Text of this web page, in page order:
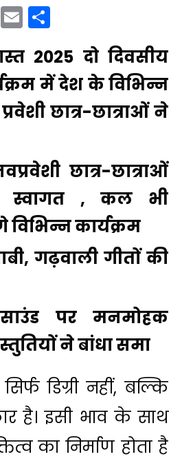
Telegram
Email
2025 दो दिवसीय
में देश के विभिन्न
छात्र-छात्राओं ने
छात्र-छात्राओं
स्वागत , कल भी
कार्यक्रम
गढ़वाली गीतों की
साउंड पर मनमोहक
ने बांधा समा
सिर्फ डिग्री नहीं, बल्कि
है। इसी भाव के साथ
का निर्माण होता है